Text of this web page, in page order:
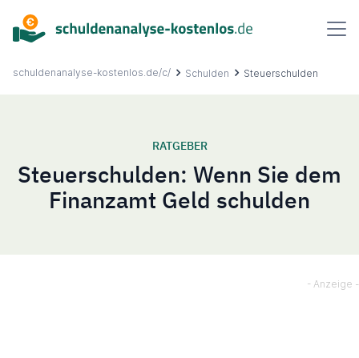
springen
Ablauf
schuldenanalyse-kostenlos.de/c/ Schulden Steuerschulden
RATGEBER
Steuerschulden: Wenn Sie dem
Finanzamt Geld schulden